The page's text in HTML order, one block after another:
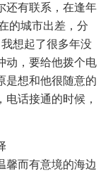
还有联系，在逢年
城市出差，分
想起了很多年没
动，要给他拨个电
是想和他很随意的
话接通的时候，
而有意境的海边